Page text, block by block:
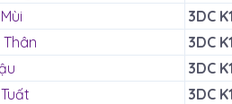
3DC
Thân
3DC
3DC
3DC